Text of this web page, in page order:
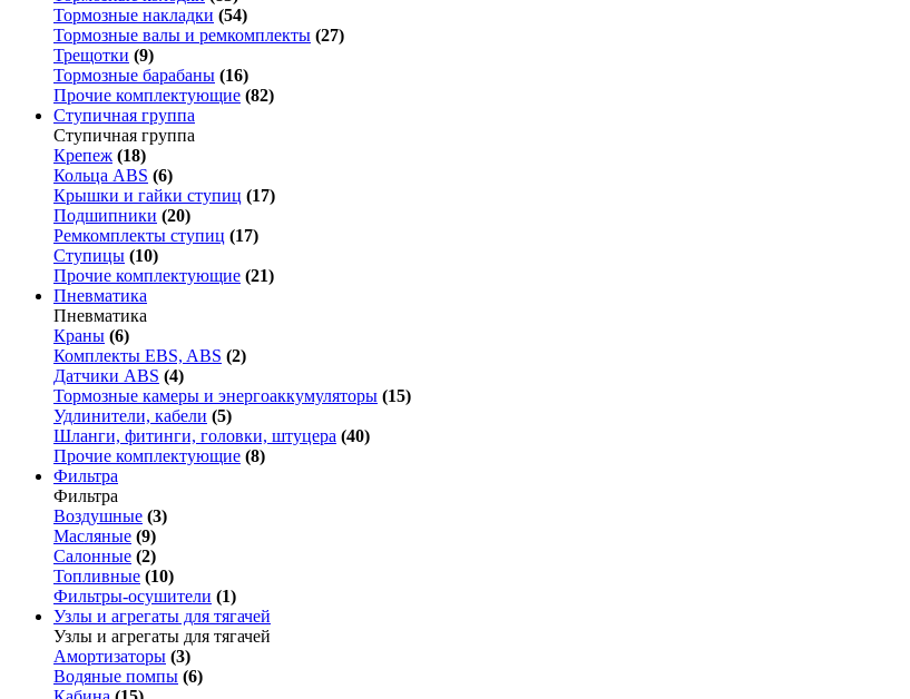
Тормозные накладки (54)
Тормозные валы и ремкомплекты (27)
Трещотки (9)
Тормозные барабаны (16)
Прочие комплектующие (82)
Ступичная группа
Ступичная группа
Крепеж (18)
Кольца ABS (6)
Крышки и гайки ступиц (17)
Подшипники (20)
Ремкомплекты ступиц (17)
Ступицы (10)
Прочие комплектующие (21)
Пневматика
Пневматика
Краны (6)
Комплекты EBS, ABS (2)
Датчики ABS (4)
Тормозные камеры и энергоаккумуляторы (15)
Удлинители, кабели (5)
Шланги, фитинги, головки, штуцера (40)
Прочие комплектующие (8)
Фильтра
Фильтра
Воздушные (3)
Масляные (9)
Салонные (2)
Топливные (10)
Фильтры-осушители (1)
Узлы и агрегаты для тягачей
Узлы и агрегаты для тягачей
Амортизаторы (3)
Водяные помпы (6)